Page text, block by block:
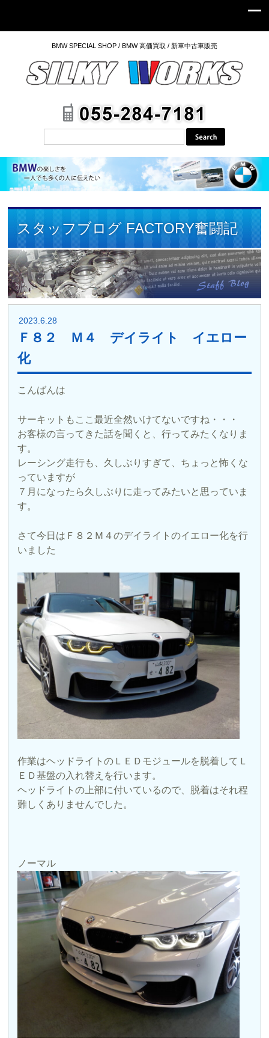
BMW SPECIAL SHOP / BMW 高価買取 / 新車中古車販売
スタッフブログ FACTORY奮闘記
2023.6.28
Ｆ８２ Ｍ４ デイライト イエロー
化
こんばんは
サーキットもここ最近全然いけてないですね・・・
お客様の言ってきた話を聞くと、行ってみたくなりま
す。
レーシング走行も、久しぶりすぎて、ちょっと怖くな
っていますが
７月になったら久しぶりに走ってみたいと思っていま
す。
さて今日はＦ８２Ｍ４のデイライトのイエロー化を行
いました
作業はヘッドライトのＬＥＤモジュールを脱着してＬ
ＥＤ基盤の入れ替えを行います。
ヘッドライトの上部に付いているので、脱着はそれ程
難しくありませんでした。
ノーマル